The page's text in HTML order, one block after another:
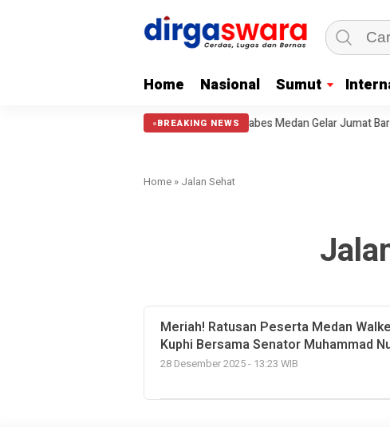
Home Nasional Sumut
BREAKING NEWS
Pewarta Polrestabes Medan Gelar Jumat
Home » Jalan Sehat
Meriah! Ratusan Peserta Medan
Kuphi Bersama Senator Muhammad
28 Desember 2025 - 13:23 WIB